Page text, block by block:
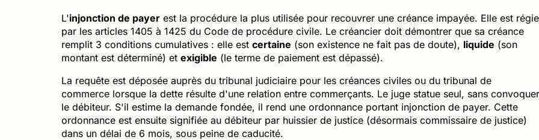
L'injonction de payer est la procédure la plus utilisée pour recouvrer une créance impayée. Elle est régie
par les articles 1405 à 1425 du Code de procédure civile. Le créancier doit démontrer que sa créance
remplit 3 conditions cumulatives : elle est certaine (son existence ne fait pas de doute), liquide (son
montant est déterminé) et exigible (le terme de paiement est dépassé).
La requête est déposée auprès du tribunal judiciaire pour les créances civiles ou du tribunal de
commerce lorsque la dette résulte d'une relation entre commerçants. Le juge statue seul, sans convoquer
le débiteur. S'il estime la demande fondée, il rend une ordonnance portant injonction de payer. Cette
ordonnance est ensuite signifiée au débiteur par huissier de justice (désormais commissaire de justice)
dans un délai de 6 mois, sous peine de caducité.